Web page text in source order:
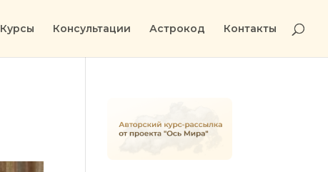
Курсы Консультации Астрокод Контакты